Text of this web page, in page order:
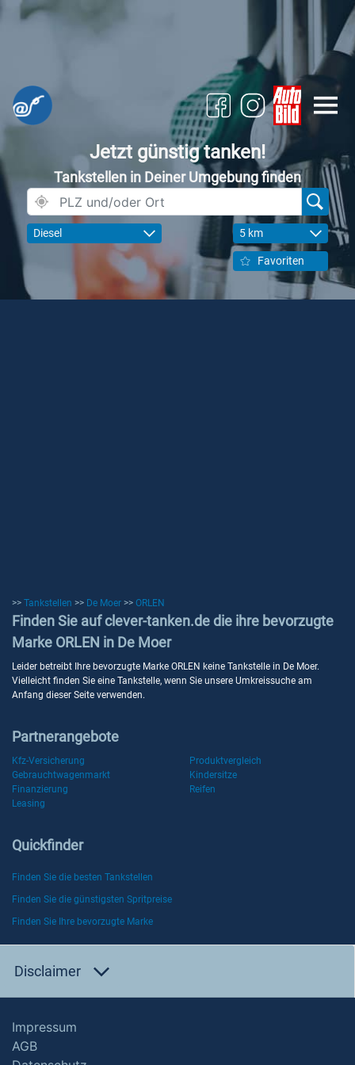
Jetzt günstig tanken!
Tankstellen in Deiner Umgebung finden
Diesel 5 km
Favoriten
>> Tankstellen >> De Moer >> ORLEN
Finden Sie auf clever-tanken.de die ihre bevorzugte
Marke ORLEN in De Moer
Leider betreibt Ihre bevorzugte Marke ORLEN keine Tankstelle in De Moer.
Vielleicht finden Sie eine Tankstelle, wenn Sie unsere Umkreissuche am
Anfang dieser Seite verwenden.
Partnerangebote
Kfz-Versicherung
Produktvergleich
Gebrauchtwagenmarkt
Kindersitze
Finanzierung
Reifen
Leasing
Quickfinder
Finden Sie die besten Tankstellen
Finden Sie die günstigsten Spritpreise
Finden Sie Ihre bevorzugte Marke
Disclaimer
Impressum
AGB